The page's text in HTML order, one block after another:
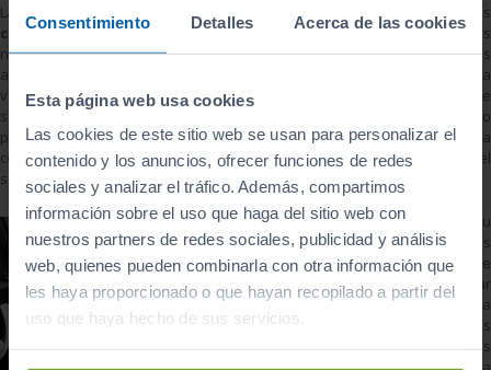
Consentimiento Detalles Acerca de las cookies
Esta página web usa cookies
Las cookies de este sitio web se usan para personalizar el
contenido y los anuncios, ofrecer funciones de redes
sociales y analizar el tráfico. Además, compartimos
información sobre el uso que haga del sitio web con
nuestros partners de redes sociales, publicidad y análisis
web, quienes pueden combinarla con otra información que
les haya proporcionado o que hayan recopilado a partir del
uso que haya hecho de sus servicios.
La última versión, que saldrá al mercado en 2014, incorpora algunos
cambios en el diseño,
dándole un aire más deportivo gracias a sus
nuevos faros y su nuevo parachoques delantero que lo hacen más
atractivo. En cualquier caso parece que podremos verlo por primera
vez en elSalón del Automóvil de Frankfurt
hacia el mes de
septiembre. De esta forma, BMW pretende recuperar el terreno
perdido tras la aparición delMercedes Benz Clase Aque ya ha
conseguido un buen trozo del pastel en lo que a las ventas del
segmento Premium se refiere.
Desde su
lanzamiento, las
críticas no se
hicieron esperar
sobre todo hacia
algunos elementos
como sus faros